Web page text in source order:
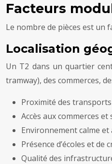
Facteurs
Le nombre de pièces est un
Localisation
Un T2 dans un quartier
tramway), des commerces,
Proximité des
Accès aux commerces
Environnement calme
Présence d’écoles et
Qualité des